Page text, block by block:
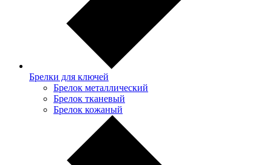
Брелки для ключей
Брелок металлический
Брелок тканевый
Брелок кожаный